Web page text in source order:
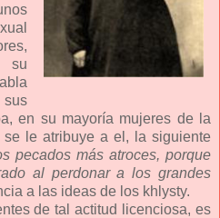
su
en su mayoría mujeres de la
le atribuye a el, la siguiente
pecados más atroces, porque
al perdonar a los grandes
a las ideas de los khlysty.
de tal actitud licenciosa, es